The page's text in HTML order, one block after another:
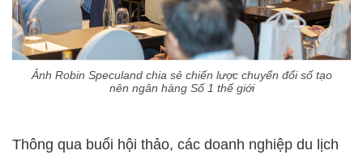
Ảnh Robin Speculand chia sẻ chiến lược chuyển đổi số tạo
nên ngân hàng Số 1 thế giới
Thông qua buổi hội thảo, các doanh nghiệp du lịch